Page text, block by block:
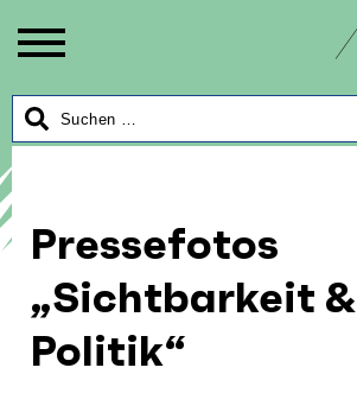
Pressefotos
„Sichtbarkeit &
Politik“